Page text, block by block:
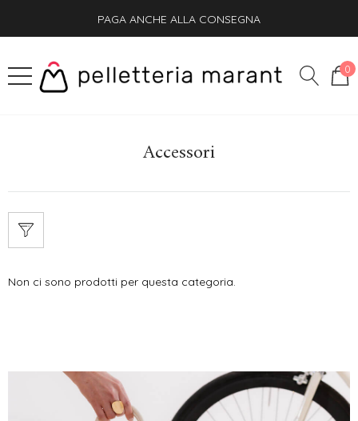
PAGA ANCHE ALLA CONSEGNA
SPEDIZIONE GRATIS + OMAGGIO SU OGNI ORDINE
0
Accessori
Non ci sono prodotti per questa categoria.